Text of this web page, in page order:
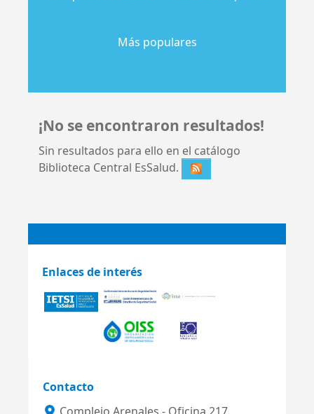
Más populares
¡No se encontraron resultados!
Sin resultados para ello en el catálogo
Biblioteca Central EsSalud.
Enlaces de interés
Contacto